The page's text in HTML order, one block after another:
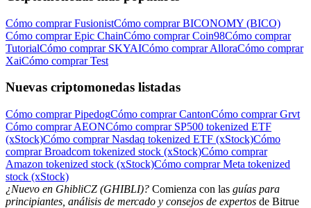
Cómo comprar FusionistCómo comprar BICONOMY (BICO)
Cómo comprar Epic ChainCómo comprar Coin98Cómo comprar
TutorialCómo comprar SKYAICómo comprar AlloraCómo comprar
XaiCómo comprar Test
Nuevas criptomonedas listadas
Cómo comprar PipedogCómo comprar CantonCómo comprar Grvt
Cómo comprar AEONCómo comprar SP500 tokenized ETF
(xStock)Cómo comprar Nasdaq tokenized ETF (xStock)Cómo
comprar Broadcom tokenized stock (xStock)Cómo comprar
Amazon tokenized stock (xStock)Cómo comprar Meta tokenized
stock (xStock)
¿Nuevo en GhibliCZ (GHIBLI)? Comienza con las guías para
principiantes, análisis de mercado y consejos de expertos de Bitrue